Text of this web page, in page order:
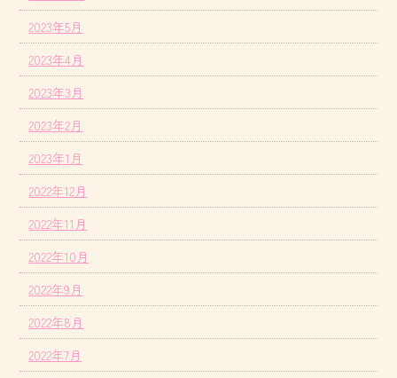
2023年5月
2023年4月
2023年3月
2023年2月
2023年1月
2022年12月
2022年11月
2022年10月
2022年9月
2022年8月
2022年7月